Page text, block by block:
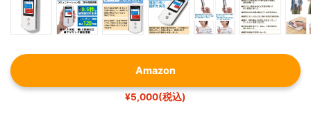
Amazon
¥5,000(税込)